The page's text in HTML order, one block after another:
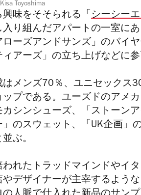
Toyoshima
味をそそられる「 シーシー
入り組んだアパートの一室に
ローズアンドサンズ」のバイ
ィアーズ」の立ち上げなどに
はメンズ70％、ユニセックス
ップである。ユーズドのアメ
カシンシューズ、「ストーン
」のスウェット、「UK企画」
ぶ。
われたトラッドマインドやイ
やデザイナーが主宰するよう